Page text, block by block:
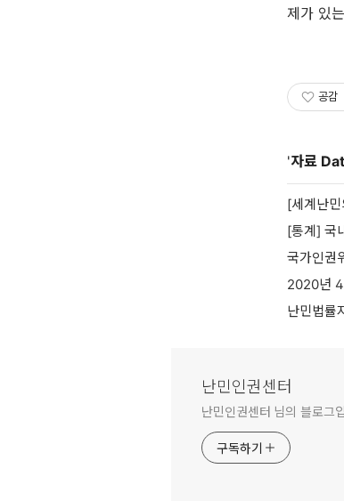
제가 있
공감
'자료
[세계난
[통계] 국
국가인권
2020년 4
난민법률
난민인권센터
난민인권센터 님의 블로그
구독하기